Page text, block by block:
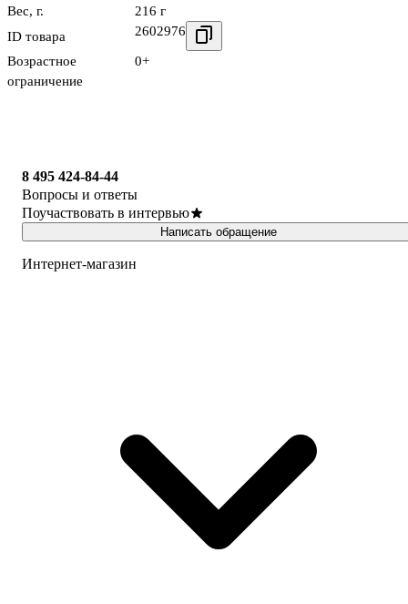
Вес, г.
216 г
ID товара
2602976
Возрастное
ограничение
0+
8 495 424-84-44
Вопросы и ответы
Поучаствовать в интервью
Написать обращение
Интернет-магазин